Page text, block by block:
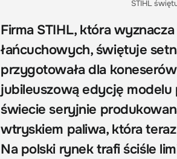
STIHL
Firma STIHL, która
łańcuchowych, świętuje
przygotowała dla
jubileuszową edycję modelu
świecie seryjnie
wtryskiem paliwa, która
Na polski rynek trafi ściśle